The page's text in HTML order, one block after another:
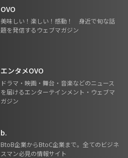
OVO
美味しい！楽しい！感動！ 身近で旬な話
題を発信するウェブマガジン
エンタメOVO
ドラマ・映画・舞台・音楽などのニュース
を届けるエンターテインメント・ウェブマ
ガジン
b.
BtoB企業からBtoC企業まで。全てのビジネ
スマン必見の情報サイト